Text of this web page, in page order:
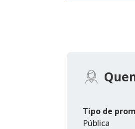
Tipo de
Pública